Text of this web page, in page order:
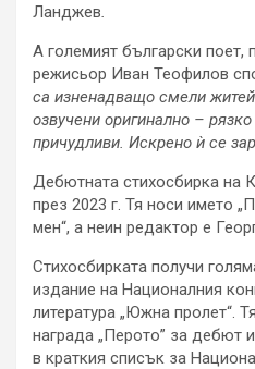
Ланджев.
А големият български поет,
режисьор Иван Теофилов
са изненадващо смели
озвучени оригинално –
причудливи. Искрено ѝ се
Дебютната стихосбирка на
през 2023 г. Тя носи името
мен“, а неин редактор е
Стихосбирката получи
издание на Националния
литература „Южна пролет“.
награда „Перото” за дебют
в краткия списък за